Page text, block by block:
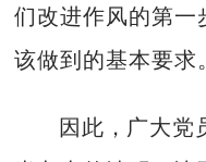
们改进作风的第一
该做到的基本要求
因此，广大党